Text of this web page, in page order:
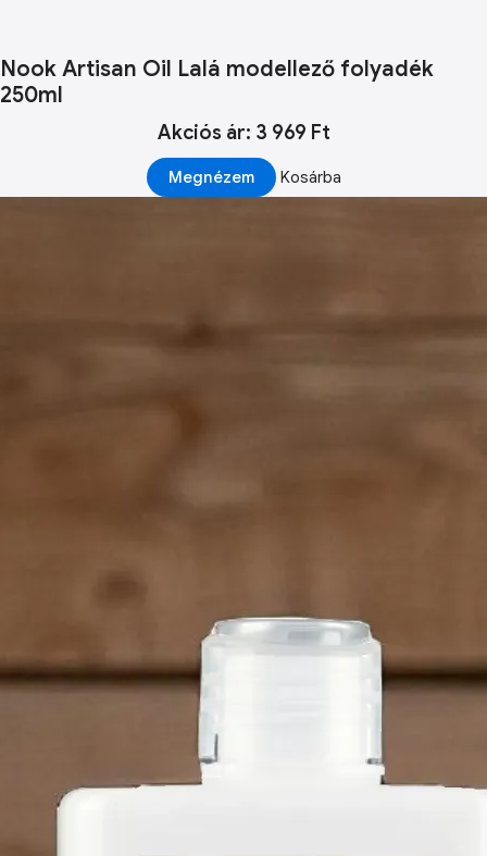
Nook Artisan Oil Lalá modellező folyadék
250ml
Akciós ár: 3 969 Ft
Megnézem Kosárba